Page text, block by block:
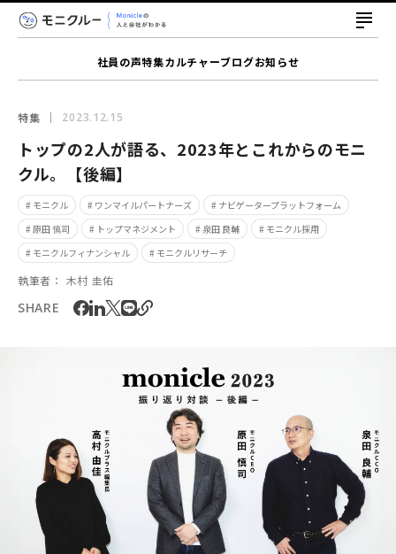
社員の声特集カルチャーブログお知らせ
特集 2023.12.15
トップの2人が語る、2023年とこれからのモニ
クル。【後編】
# モニクル # ワンマイルパートナーズ
# ナビゲータープラットフォーム
# 原田 慎司
# トップマネジメント # 泉田 良輔
# モニクル採用
# モニクルフィナンシャル
# モニクルリサーチ
執筆者： 木村 圭佑
SHARE